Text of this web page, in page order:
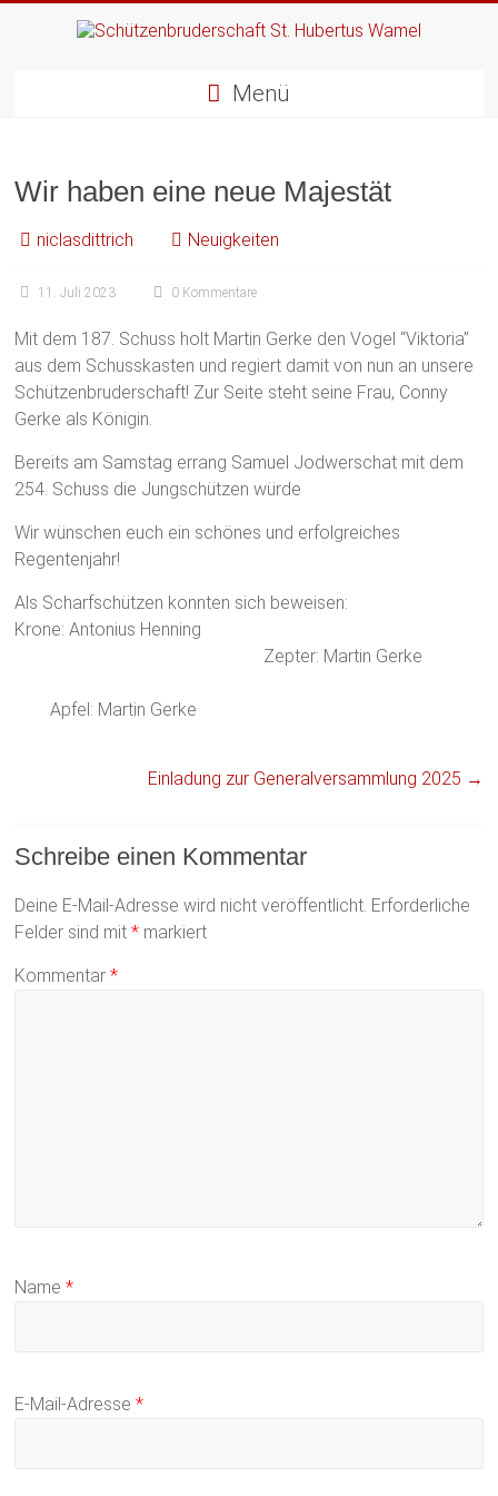
Menü
Wir haben eine neue Majestät
niclasdittrich Neuigkeiten
11. Juli 2023 0 Kommentare
Mit dem 187. Schuss holt Martin Gerke den Vogel “Viktoria”
aus dem Schusskasten und regiert damit von nun an unsere
Schützenbruderschaft! Zur Seite steht seine Frau, Conny
Gerke als Königin.
Bereits am Samstag errang Samuel Jodwerschat mit dem
254. Schuss die Jungschützen würde
Wir wünschen euch ein schönes und erfolgreiches
Regentenjahr!
Als Scharfschützen konnten sich beweisen:
Krone: Antonius Henning
Zepter: Martin Gerke
Apfel: Martin Gerke
Einladung zur Generalversammlung 2025 →
Schreibe einen Kommentar
Deine E-Mail-Adresse wird nicht veröffentlicht. Erforderliche
Felder sind mit* markiert
Kommentar*
Name*
E-Mail-Adresse*